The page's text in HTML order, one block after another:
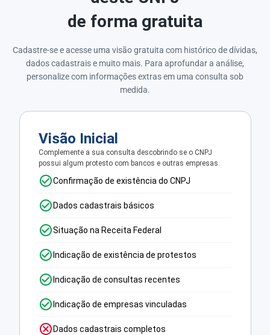
de forma gratuita
Cadastre-se e acesse uma visão gratuita com histórico de dívidas,
dados cadastrais e muito mais. Para aprofundar a análise,
personalize com informações extras em uma consulta sob
medida.
Visão Inicial
Complemente a sua consulta descobrindo se o CNPJ
possui algum protesto com bancos e outras empresas.
Confirmação de existência do CNPJ
Dados cadastrais básicos
Situação na Receita Federal
Indicação de existência de protestos
Indicação de consultas recentes
Indicação de empresas vinculadas
Dados cadastrais completos